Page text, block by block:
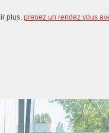
plus, prenez un rendez vous